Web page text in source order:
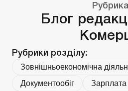
Блог
Рубрики розділу:
Зовнішньоекономічна
Документообiг
Зарплата